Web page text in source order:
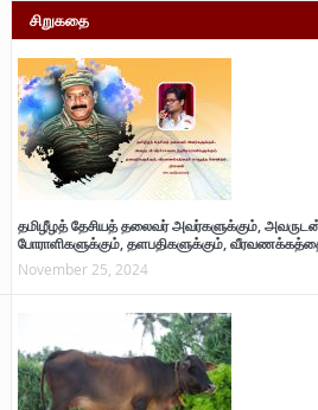
சிறுகதை
தமிழீழத் தேசியத் தலைவர் அவர்களுக்கும்,
போராளிகளுக்கும், தளபதிகளுக்கும்,
November 25, 2024